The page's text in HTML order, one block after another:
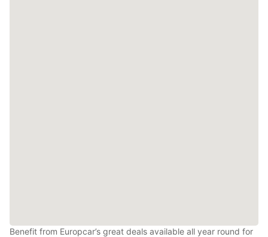
Benefit from Europcar’s great deals available all year round for